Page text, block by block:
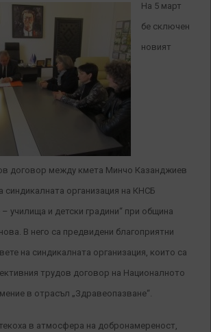
На 5 март
бе сключен
новият
договор между кмета Минчо Казанджиев
синдикалната организация на КНСБ
училища и детски градини“ при община
В него са предвидени благоприятни
на синдикалната организация, които са
трудов договор на Националното
в отрасъл „Здравеопазване“.
в атмосфера на добронамереност,